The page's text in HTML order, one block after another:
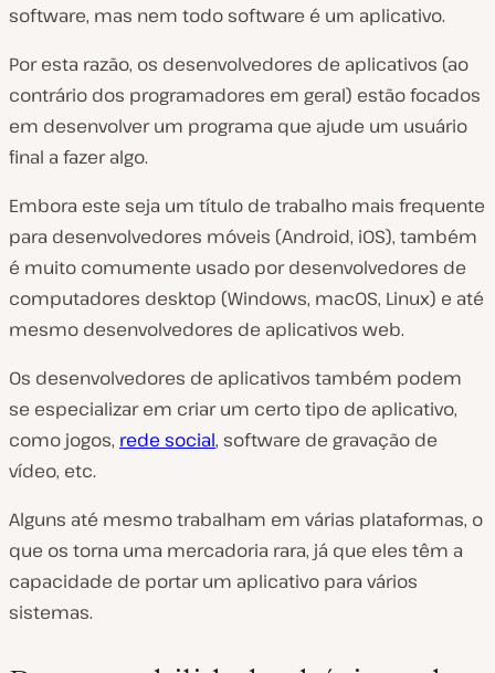
software, mas nem todo software é um aplicativo.
Por esta razão, os desenvolvedores de aplicativos (ao
contrário dos programadores em geral) estão focados
em desenvolver um programa que ajude um usuário
final a fazer algo.
Embora este seja um título de trabalho mais frequente
para desenvolvedores móveis (Android, iOS), também
é muito comumente usado por desenvolvedores de
computadores desktop (Windows, macOS, Linux) e até
mesmo desenvolvedores de aplicativos web.
Os desenvolvedores de aplicativos também podem
se especializar em criar um certo tipo de aplicativo,
como jogos, rede social, software de gravação de
vídeo, etc.
Alguns até mesmo trabalham em várias plataformas, o
que os torna uma mercadoria rara, já que eles têm a
capacidade de portar um aplicativo para vários
sistemas.